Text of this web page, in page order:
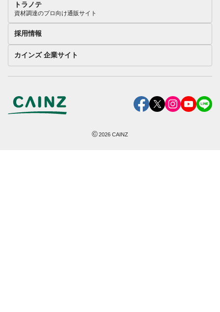
トラノテ
資材調達のプロ向け通販サイト
採用情報
カインズ 企業サイト
©2026 CAINZ